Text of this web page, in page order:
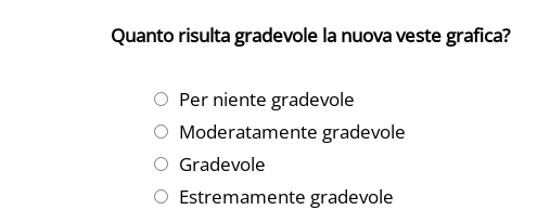
Quanto risulta gradevole la nuova veste grafica?
Per niente gradevole
Moderatamente gradevole
Gradevole
Estremamente gradevole